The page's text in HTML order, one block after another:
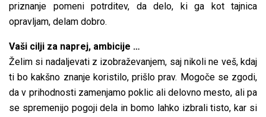
priznanje pomeni potrditev, da delo, ki ga kot tajnica
opravljam, delam dobro.
Vaši cilji za naprej, ambicije …
Želim si nadaljevati z izobraževanjem, saj nikoli ne veš, kdaj
ti bo kakšno znanje koristilo, prišlo prav. Mogoče se zgodi,
da v prihodnosti zamenjamo poklic ali delovno mesto, ali pa
se spremenijo pogoji dela in bomo lahko izbrali tisto, kar si